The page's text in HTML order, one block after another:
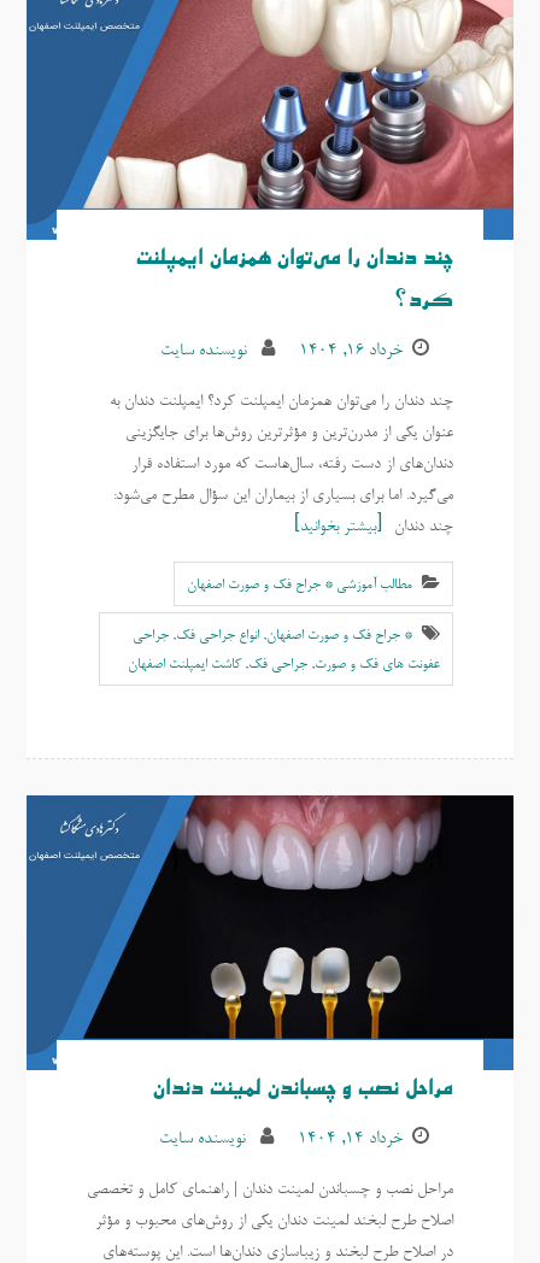
چند دندان را می‌توان همزمان ایمپلنت
کرد؟
خرداد ۱۶, ۱۴۰۴ نویسنده سایت
چند دندان را می‌توان همزمان ایمپلنت کرد؟ ایمپلنت دندان به
عنوان یکی از مدرن‌ترین و مؤثرترین روش‌ها برای جایگزینی
دندان‌های از دست رفته، سال‌هاست که مورد استفاده قرار
می‌گیرد. اما برای بسیاری از بیماران این سؤال مطرح می‌شود:
چند دندان
بیشتر بخوانید
مطالب آموزشی * جراح فک و صورت اصفهان
* جراح فک و صورت اصفهان, انواع جراحی فک, جراحی
عفونت های فک و صورت, جراحی فک, کاشت ایمپلنت اصفهان
مراحل نصب و چسباندن لمینت دندان
خرداد ۱۴, ۱۴۰۴ نویسنده سایت
مراحل نصب و چسباندن لمینت دندان | راهنمای کامل و تخصصی
اصلاح طرح لبخند لمینت دندان یکی از روش‌های محبوب و مؤثر
در اصلاح طرح لبخند و زیباسازی دندان‌ها است. این پوسته‌های